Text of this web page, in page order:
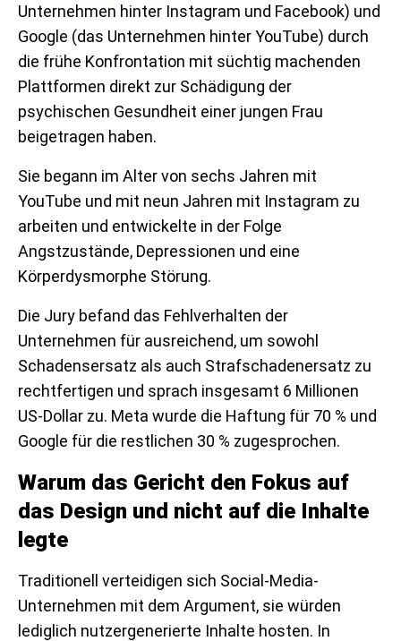
Unternehmen hinter Instagram und Facebook) und
Google (das Unternehmen hinter YouTube) durch
die frühe Konfrontation mit süchtig machenden
Plattformen direkt zur Schädigung der
psychischen Gesundheit einer jungen Frau
beigetragen haben.
Sie begann im Alter von sechs Jahren mit
YouTube und mit neun Jahren mit Instagram zu
arbeiten und entwickelte in der Folge
Angstzustände, Depressionen und eine
Körperdysmorphe Störung.
Die Jury befand das Fehlverhalten der
Unternehmen für ausreichend, um sowohl
Schadensersatz als auch Strafschadenersatz zu
rechtfertigen und sprach insgesamt 6 Millionen
US-Dollar zu. Meta wurde die Haftung für 70 % und
Google für die restlichen 30 % zugesprochen.
Warum das Gericht den Fokus auf
das Design und nicht auf die Inhalte
legte
Traditionell verteidigen sich Social-Media-
Unternehmen mit dem Argument, sie würden
lediglich nutzergenerierte Inhalte hosten. In